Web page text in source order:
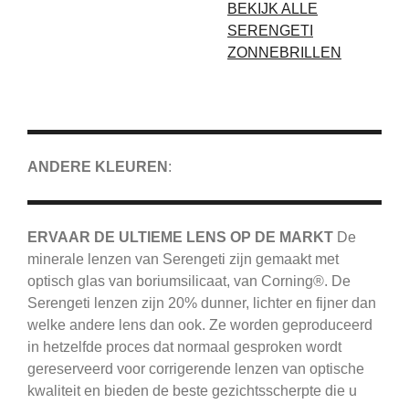
BEKIJK ALLE
SERENGETI
ZONNEBRILLEN
ANDERE KLEUREN :
ERVAAR DE ULTIEME LENS OP DE MARKT De
minerale lenzen van Serengeti zijn gemaakt met
optisch glas van boriumsilicaat, van Corning®. De
Serengeti lenzen zijn 20% dunner, lichter en fijner dan
welke andere lens dan ook. Ze worden geproduceerd
in hetzelfde proces dat normaal gesproken wordt
gereserveerd voor corrigerende lenzen van optische
kwaliteit en bieden de beste gezichtsscherpte die u